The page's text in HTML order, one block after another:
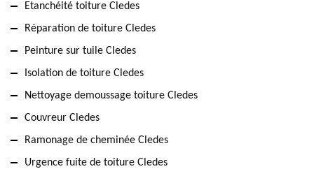
Etanchéité toiture Cledes
Réparation de toiture Cledes
Peinture sur tuile Cledes
Isolation de toiture Cledes
Nettoyage demoussage toiture Cledes
Couvreur Cledes
Ramonage de cheminée Cledes
Urgence fuite de toiture Cledes